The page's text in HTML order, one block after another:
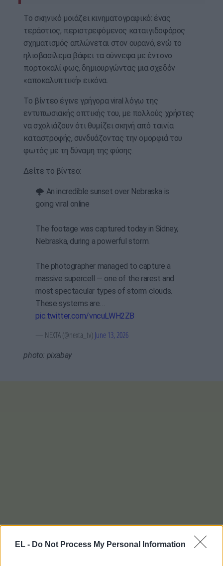
EL - Do Not Process My Personal Information
Το σκηνικό μοιάζει κινηματογραφικό: ένας
τεράστιος, περιστρεφόμενος καταιγιδοφόρος
σχηματισμός απλώνεται στον ουρανό, ενώ το
ηλιοβασίλεμα βάφει τα σύννεφα με έντονο
πορτοκαλί φως, δημιουργώντας μια σχεδόν
«αποκαλυπτική» εικόνα.
Το βίντεο έγινε γρήγορα viral λόγω της
εντυπωσιακής οπτικής του, με πολλούς χρήστες
να σχολιάζουν ότι θυμίζει σκηνή από ταινία
καταστροφής, συνδυάζοντας την ομορφιά του
φωτός με τη δύναμη της φύσης.
Δείτε το βίντεο:
🌩 An incredible sunset over Nebraska is
going viral online
The footage was captured today in Sidney,
Nebraska, during a powerful storm.
The photographer managed to capture a
massive supercell — one of the rarest and
most spectacular types of storm clouds.
These systems are…
pic.twitter.com/vncuLWH2ZB
— NEXTA (@nexta_tv)June 13, 2026
photo: pixabay